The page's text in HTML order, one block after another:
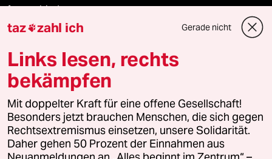
fernverbindung
Mauerecho
Freie Rede
reingehen
taz zahl ich Gerade nicht
Links lesen, rechts
bekämpfen
Mit doppelter Kraft für eine offene Gesellschaft!
Besonders jetzt brauchen Menschen, die sich gegen
Rechtsextremismus einsetzen, unsere Solidarität.
Daher gehen 50 Prozent der Einnahmen aus